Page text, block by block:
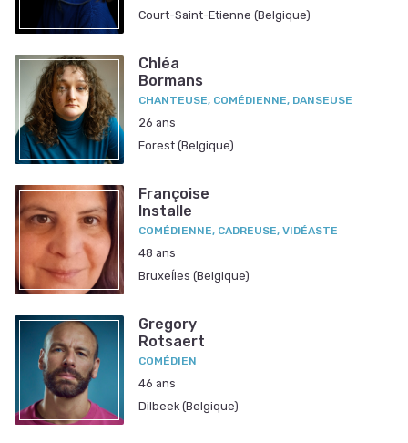
Court-Saint-Etienne (Belgique)
Chléa
Bormans
CHANTEUSE, COMÉDIENNE, DANSEUSE
26 ans
Forest (Belgique)
Françoise
Installe
COMÉDIENNE, CADREUSE, VIDÉASTE
48 ans
Bruxeĺles (Belgique)
Gregory
Rotsaert
COMÉDIEN
46 ans
Dilbeek (Belgique)